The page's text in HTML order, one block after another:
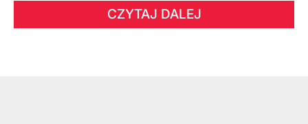
CZYTAJ DALEJ